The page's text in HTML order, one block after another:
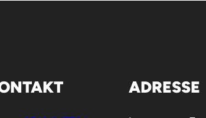
ADRESSE